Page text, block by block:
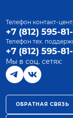
Телефон контакт-
+7 (812) 595-
Телефон тех.
+7 (812) 595-
Мы в соц. сетях:
ОБРАТНАЯ СВЯЗЬ